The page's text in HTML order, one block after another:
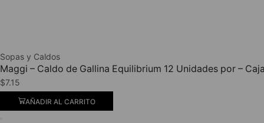
Sopas y Caldos
Maggi – Caldo de Gallina Equilibrium 12 Unidades por –
$7.15
AÑADIR AL CARRITO